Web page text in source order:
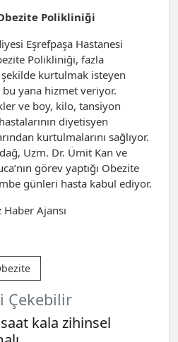
Polikliniği
Eşrefpaşa Hastanesi
Polikliniği, fazla
şekilde kurtulmak isteyen
yana hizmet veriyor.
ve boy, kilo, tansiyon
diyetisyen
kurtulmalarını sağlıyor.
Uzm. Dr. Ümit Kan ve
görev yaptığı Obezite
günleri hasta kabul ediyor.
Ajansı
Çekebilir
kala zihinsel